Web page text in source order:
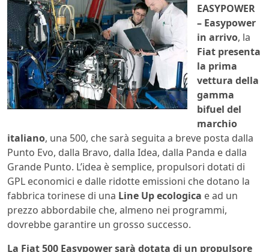
EASYPOWER
– Easypower
in arrivo, la
Fiat presenta
la prima
vettura della
gamma
bifuel del
marchio
italiano, una 500, che sarà seguita a breve posta dalla
Punto Evo, dalla Bravo, dalla Idea, dalla Panda e dalla
Grande Punto. L’idea è semplice, propulsori dotati di
GPL economici e dalle ridotte emissioni che dotano la
fabbrica torinese di una Line Up ecologica e ad un
prezzo abbordabile che, almeno nei programmi,
dovrebbe garantire un grosso successo.
La Fiat 500 Easypower sarà dotata di un propulsore